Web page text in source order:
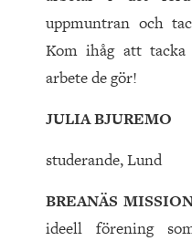
uppmuntran och
Kom ihåg att
arbete de gör!
JULIA BJUREMO
studerande, Lund
BREANÄS
ideell förening